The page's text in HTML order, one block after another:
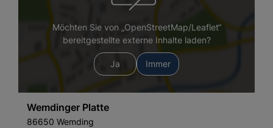
Möchten Sie von „OpenStreetMap/Leaflet“
bereitgestellte externe Inhalte laden?
Ja Immer
Wemdinger Platte
86650 Wemding